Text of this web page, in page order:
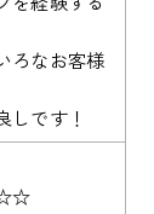
ろなお客様
しです！
☆☆